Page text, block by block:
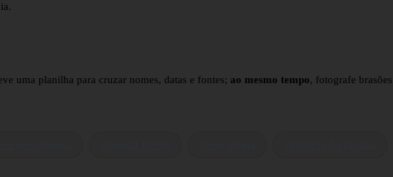
uma planilha para cruzar nomes, datas e fontes; ao mesmo tempo, fotografe